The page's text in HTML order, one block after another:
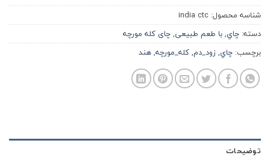
شناسه محصول: india ctc
دسته: چاي,با طعم طبیعی,چای کله مورچه
برچسب: چاي,زود_دم,کله_مورچه,هند
توضیحات